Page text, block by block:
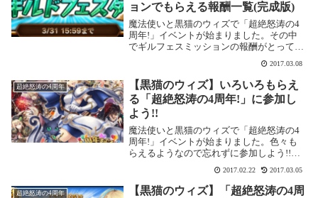
ョンでもらえる報酬一覧(完成版)
魔法使いと黒猫のウィズで「超絶怒涛の4
周年!」イベントが始まりました。その中
でギルフェスミッションの報酬がとっても
おいしいのでまとめてみました。とっても
おいしいギルフェスミッション報酬!!「智
慧を宿す森」内のクエストを2回クリアす
るごとに報...
2017.03.08
超絶怒涛の4周年
【黒猫のウィズ】いろいろもらえ
る「超絶怒涛の4周年!」に参加し
よう!!
魔法使いと黒猫のウィズで「超絶怒涛の4
周年!」イベントが始まりました。色々も
らえるようなので忘れずに参加しよう!!ま
た4周年を前にして、復刻イベントや2月22
日イベントなどが目白押しです。2月22日
(にゃんにゃんにゃんの日)開催!こちらは2...
2017.02.22 2017.03.05
超絶怒涛の4周年
【黒猫のウィズ】「超絶怒涛の4周